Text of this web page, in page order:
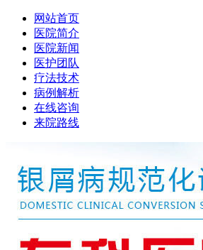
网站首页
医院简介
医院新闻
医护团队
疗法技术
病例解析
在线咨询
来院路线